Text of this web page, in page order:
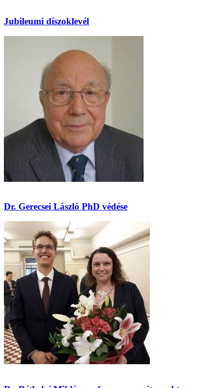
Jubileumi díszoklevél
Dr. Gerecsei László PhD védése